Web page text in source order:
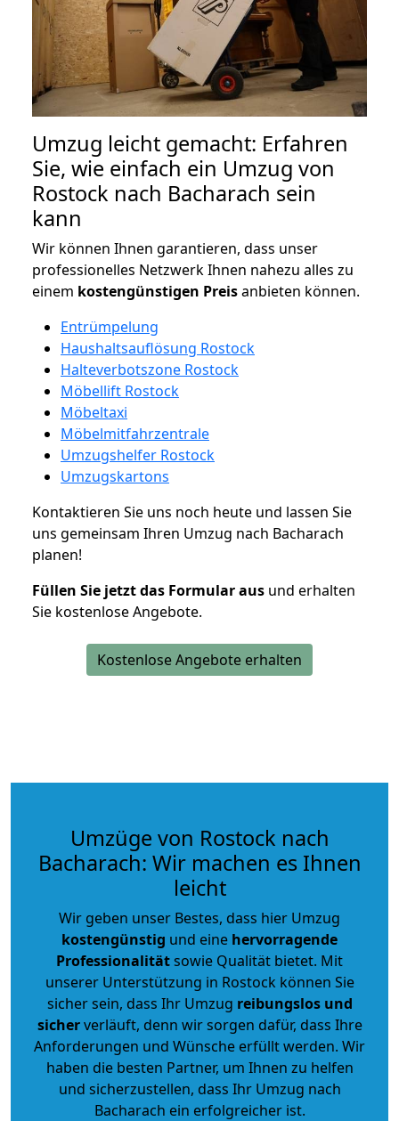
Umzug leicht gemacht: Erfahren
Sie, wie einfach ein Umzug von
Rostock nach Bacharach sein
kann
Wir können Ihnen garantieren, dass unser
professionelles Netzwerk Ihnen nahezu alles zu
einem kostengünstigen Preisanbieten können.
Entrümpelung
Haushaltsauflösung Rostock
Halteverbotszone Rostock
Möbellift Rostock
Möbeltaxi
Möbelmitfahrzentrale
Umzugshelfer Rostock
Umzugskartons
Kontaktieren Sie uns noch heute und lassen Sie
uns gemeinsam Ihren Umzug nach Bacharach
planen!
Füllen Sie jetzt das Formular aus und erhalten
Sie kostenlose Angebote.
Kostenlose Angebote erhalten
Umzüge von Rostock nach
Bacharach: Wir machen es Ihnen
leicht
Wir geben unser Bestes, dass hier Umzug
kostengünstig und eine hervorragende
Professionalitätsowie Qualität bietet. Mit
unserer Unterstützung in Rostock können Sie
sicher sein, dass Ihr Umzug reibungslos und
sicherverläuft, denn wir sorgen dafür, dass Ihre
Anforderungen und Wünsche erfüllt werden. Wir
haben die besten Partner, um Ihnen zu helfen
und sicherzustellen, dass Ihr Umzug nach
Bacharach ein erfolgreicher ist.